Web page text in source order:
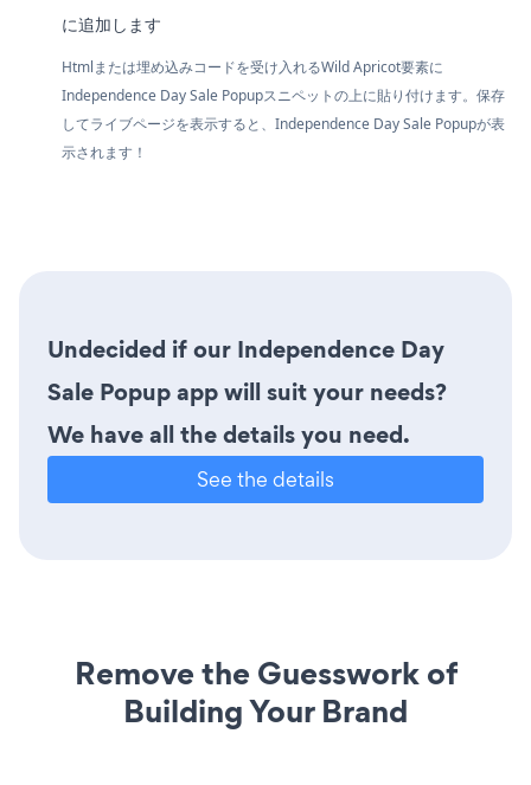
に追加します
Htmlまたは埋め込みコードを受け入れるWild Apricot要素に
Independence Day Sale Popupスニペットの上に貼り付けます。保存
してライブページを表示すると、Independence Day Sale Popupが表
示されます！
Undecided if our Independence Day
Sale Popup app will suit your needs?
We have all the details you need.
See the details
Remove the Guesswork of
Building Your Brand